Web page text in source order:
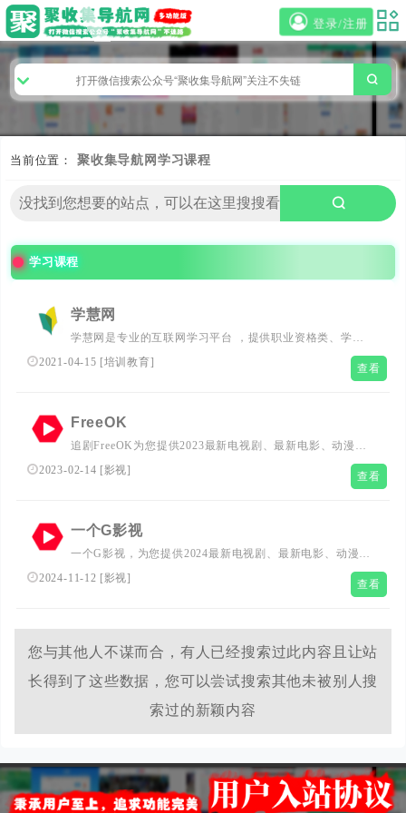
登录/注册
当前位置： 聚收集导航网 学习课程
学习课程
学慧网
学慧网是专业的互联网学习平台 ，提供职业资格类、学历
教育类、财会类、建造工程类和教师资格类等多领域的在线
课程。学慧网目前拥有12.7万会员，培训项目超过50门，致
越。...
2021-04-15 [培训教育] 查看
FreeOK
追剧FreeOK为您提供2023最新电视剧、最新电影、动漫番
剧、学习课程，蓝光视频免费**服务，无广告不卡，每天优
2023-02-14 [影视] 查看
一个G影视
一个G影视，为您提供2024最新电视剧、最新电影、动漫番
剧、学习课程，蓝光视频免费在线观看服务，无广告不卡，
2024-11-12 [影视] 查看
您与其他人不谋而合，有人已经搜索过此内容且让站
长得到了这些数据，您可以尝试搜索其他未被别人搜
索过的新颖内容